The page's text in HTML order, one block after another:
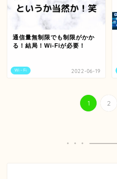
Wi－Fi
通信量無制限でも制限がかか
る！結局！Wi-Fiが必要！
2022-06-19
1 2